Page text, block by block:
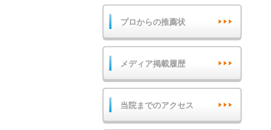
プロからの推薦状
メディア掲載履歴
当院までのアクセス